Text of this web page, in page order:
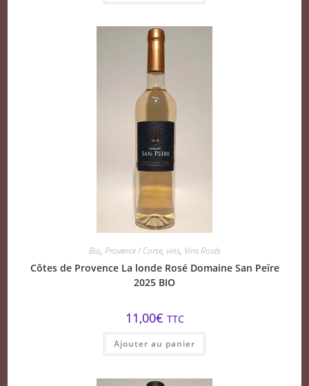
Bio, Provence / Corse, vins, Vins Rosés
Côtes de Provence La londe Rosé Domaine San Peïre
2025 BIO
11,00€ TTC
Ajouter au panier